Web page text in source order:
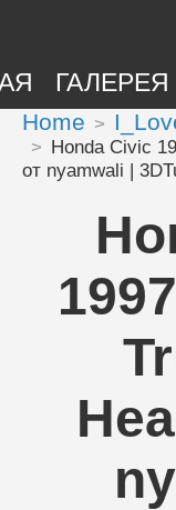
ГАЛЕРЕЯ
Home
Honda Civic
от nyamwali |